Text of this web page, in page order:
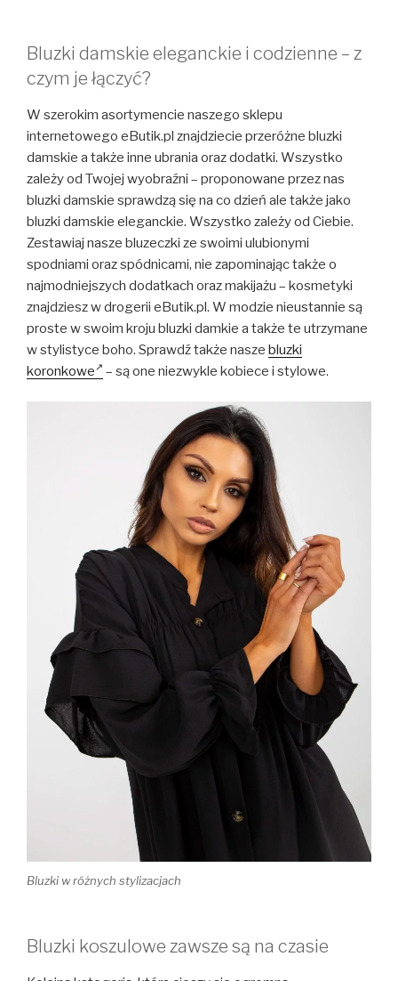
Bluzki damskie eleganckie i codzienne – z
czym je łączyć?
W szerokim asortymencie naszego sklepu
internetowego eButik.pl znajdziecie przeróżne bluzki
damskie a także inne ubrania oraz dodatki. Wszystko
zależy od Twojej wyobraźni – proponowane przez nas
bluzki damskie sprawdzą się na co dzień ale także jako
bluzki damskie eleganckie. Wszystko zależy od Ciebie.
Zestawiaj nasze bluzeczki ze swoimi ulubionymi
spodniami oraz spódnicami, nie zapominając także o
najmodniejszych dodatkach oraz makijażu – kosmetyki
znajdziesz w drogerii eButik.pl. W modzie nieustannie są
proste w swoim kroju bluzki damkie a także te utrzymane
w stylistyce boho. Sprawdź także nasze bluzki
koronkowe
– są one niezwykle kobiece i stylowe.
Bluzki w różnych stylizacjach
Bluzki koszulowe zawsze są na czasie